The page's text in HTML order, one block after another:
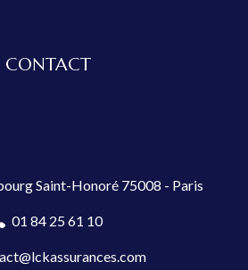
CONTACT
Saint-Honoré 75008 - Paris
01 84 25 61 10